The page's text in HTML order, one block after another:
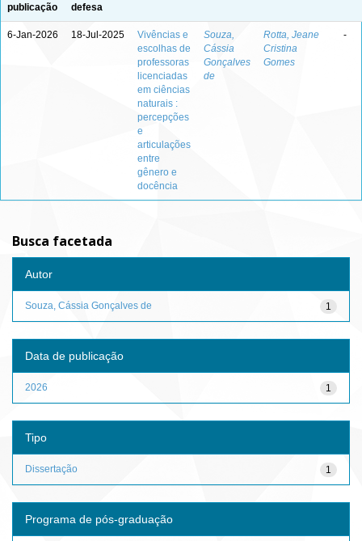
publicação
defesa
6-Jan-2026 18-Jul-2025
Vivências e
escolhas de
professoras
licenciadas
em ciências
naturais :
percepções
e
articulações
entre
gênero e
docência
Souza,
Cássia
Gonçalves
de
Rotta, Jeane
Cristina
Gomes
-
Busca facetada
Autor
1
Souza, Cássia Gonçalves de
Data de publicação
1
2026
Tipo
1
Dissertação
Programa de pós-graduação